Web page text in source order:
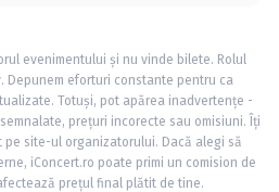
evenimentului și nu vinde bilete. Rolul
Depunem eforturi constante pentru ca
Totuși, pot apărea inadvertențe -
prețuri incorecte sau omisiuni. Îți
pe site-ul organizatorului. Dacă alegi să
iConcert.ro poate primi un comision de
prețul final plătit de tine.